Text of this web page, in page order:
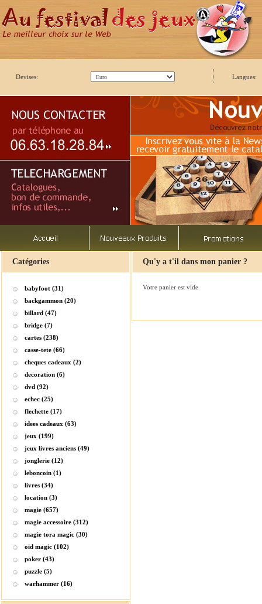
Devises: Langues:
Catégories
babyfoot (31)
backgammon (20)
billard (47)
bridge (7)
cartes (238)
casse-tete (66)
cheques cadeaux (2)
decoration (6)
dvd (92)
echec (25)
flechette (17)
idees cadeaux (63)
jeux (199)
jeux livres anciens (49)
jonglerie (12)
leboncoin (1)
livres (34)
location (3)
magie (657)
magie accessoire (312)
magie tora magic (30)
oid magic (102)
poker (43)
puzzle (5)
warhammer (16)
Qu'y a t'il dans mon panier ?
Votre panier est vide